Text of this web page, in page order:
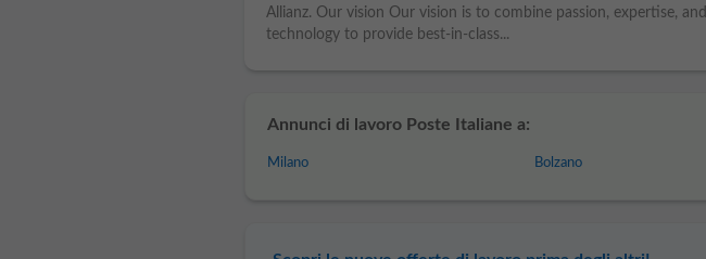
Allianz. Our vision Our vision is to combine passion, expertise, and
technology to provide best-in-class...
Annunci di lavoro Poste Italiane a:
Milano Bolzano